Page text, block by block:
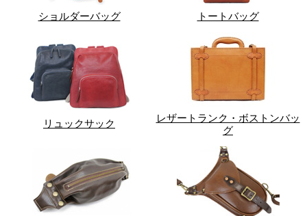
ショルダーバッグ トートバッグ
リュックサック
レザートランク・ボストンバッ
グ